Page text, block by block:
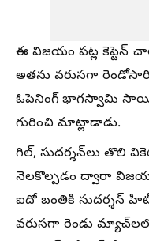
ఈ విజయం పట్ల కెప్టెన్
అతను వరుసగా
ఓపెనింగ్ భాగస్వామి సాయి
గురించి మాట్లాడాడు.
గిల్‌, సుదర్శన్‌లు తొలి
నెలకొల్పడం ద్వారా
ఐదో బంతికి సుదర్శన్‌
వరుసగా రెండు